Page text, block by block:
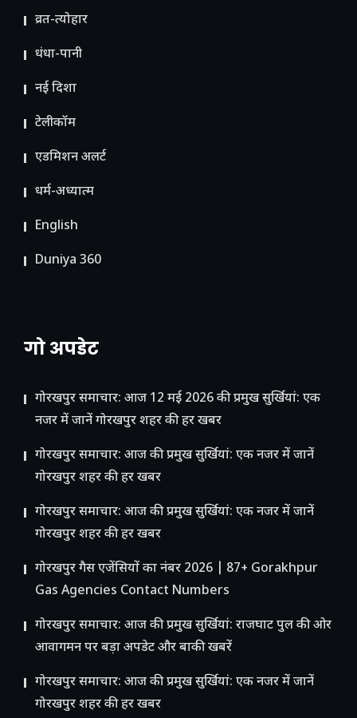
व्रत-त्योहार
धंधा-पानी
नई दिशा
टेलीकॉम
ए​डमिशन अलर्ट
धर्म-अध्यात्म
English
Duniya 360
गो अपडेट
गोरखपुर समाचार: आज 12 मई 2026 की प्रमुख सुर्खियां: एक
नजर में जानें गोरखपुर शहर की हर खबर
गोरखपुर समाचार: आज की प्रमुख सुर्खियां: एक नजर में जानें
गोरखपुर शहर की हर खबर
गोरखपुर समाचार: आज की प्रमुख सुर्खियां: एक नजर में जानें
गोरखपुर शहर की हर खबर
गोरखपुर गैस एजेंसियों का नंबर 2026 | 87+ Gorakhpur
Gas Agencies Contact Numbers
गोरखपुर समाचार: आज की प्रमुख सुर्खियां: राजघाट पुल की ओर
आवागमन पर बड़ा अपडेट और बाकी खबरें
गोरखपुर समाचार: आज की प्रमुख सुर्खियां: एक नजर में जानें
गोरखपुर शहर की हर खबर